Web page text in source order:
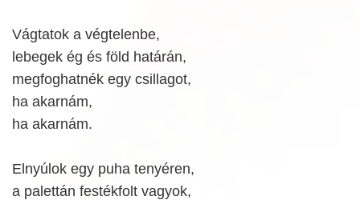
Vágtatok a végtelenbe,
lebegek ég és föld határán,
megfoghatnék egy csillagot,
ha akarnám,
ha akarnám.
Elnyúlok egy puha tenyéren,
a palettán festékfolt vagyok,